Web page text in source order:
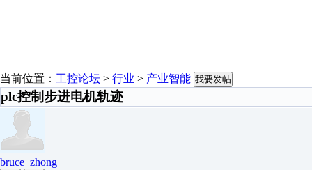
当前位置： 工控论坛 > 行业 > 产业智能 我要发帖
plc控制步进电机轨迹
bruce_zhong